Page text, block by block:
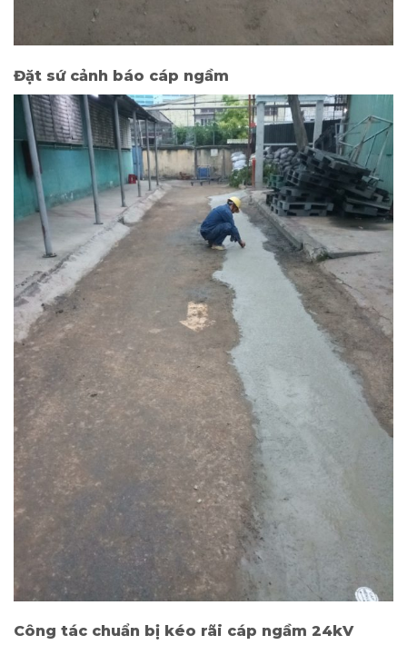
Đặt sứ cảnh báo cáp ngầm
Công tác chuẩn bị kéo rãi cáp ngầm 24kV